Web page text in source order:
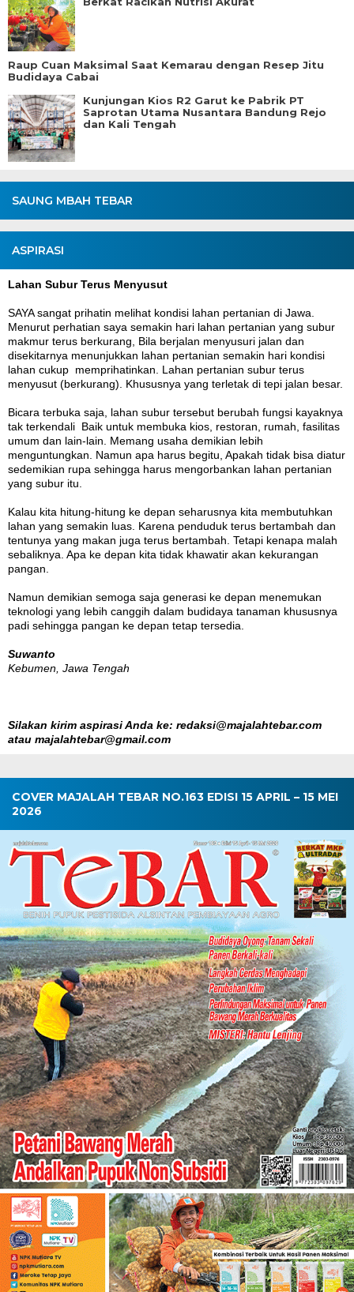
Raup Cuan Maksimal Saat Kemarau dengan Resep Jitu
Budidaya Cabai
Kunjungan Kios R2 Garut ke Pabrik PT
Saprotan Utama Nusantara Bandung Rejo
dan Kali Tengah
SAUNG MBAH TEBAR
ASPIRASI
Lahan Subur Terus Menyusut
SAYA sangat prihatin melihat kondisi lahan pertanian di Jawa.
Menurut perhatian saya semakin hari lahan pertanian yang subur
makmur terus berkurang, Bila berjalan menyusuri jalan dan
disekitarnya menunjukkan lahan pertanian semakin hari kondisi
lahan cukup memprihatinkan. Lahan pertanian subur terus
menyusut (berkurang). Khususnya yang terletak di tepi jalan besar.
Bicara terbuka saja, lahan subur tersebut berubah fungsi kayaknya
tak terkendali Baik untuk membuka kios, restoran, rumah, fasilitas
umum dan lain-lain. Memang usaha demikian lebih
menguntungkan. Namun apa harus begitu, Apakah tidak bisa diatur
sedemikian rupa sehingga harus mengorbankan lahan pertanian
yang subur itu.
Kalau kita hitung-hitung ke depan seharusnya kita membutuhkan
lahan yang semakin luas. Karena penduduk terus bertambah dan
tentunya yang makan juga terus bertambah. Tetapi kenapa malah
sebaliknya. Apa ke depan kita tidak khawatir akan kekurangan
pangan.
Namun demikian semoga saja generasi ke depan menemukan
teknologi yang lebih canggih dalam budidaya tanaman khususnya
padi sehingga pangan ke depan tetap tersedia.
Suwanto
Kebumen, Jawa Tengah
Silakan kirim aspirasi Anda ke: redaksi@majalahtebar.com
atau majalahtebar@gmail.com
COVER MAJALAH TEBAR NO.163 EDISI 15 APRIL – 15 MEI
2026